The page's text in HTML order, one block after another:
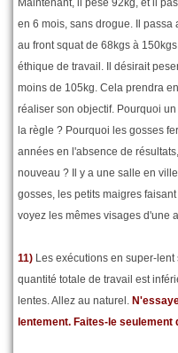
en 6 mois, sans drogue. Il passa
au front squat de 68kgs à
éthique de travail. Il désirait
moins de 105kg. Cela prendra
réaliser son objectif. Pourquoi
la règle ? Pourquoi les gosses
années en l'absence de
nouveau ? Il y a une salle en
gosses, les petits maigres
voyez les mêmes visages d'une
11) Les exécutions en super-
quantité totale de travail est
lentes. Allez au naturel.
lentement. Faites-le